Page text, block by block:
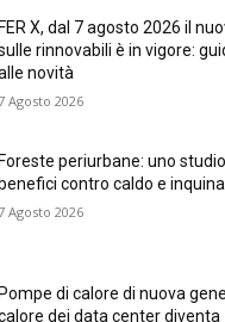
FER X, dal 7 agosto 2026 il
rinnovabili è in vigore:
novità
Agosto 2026
Foreste periurbane: uno
benefici contro caldo e
Agosto 2026
Pompe di calore di nuova
dei data center diventa